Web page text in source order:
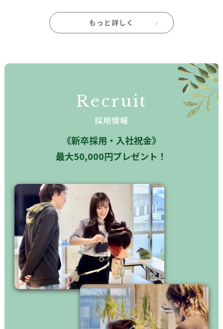
もっと詳しく
Recruit
採用情報
《新卒採用・入社祝金》
最大50,000円プレゼント！